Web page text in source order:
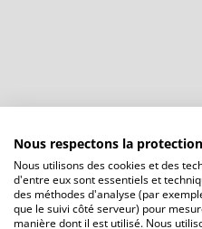
Nous respectons la
Nous utilisons des cookies et des
d'entre eux sont essentiels et
des méthodes d'analyse (par
que le suivi côté serveur) pour
manière dont il est utilisé. Nous